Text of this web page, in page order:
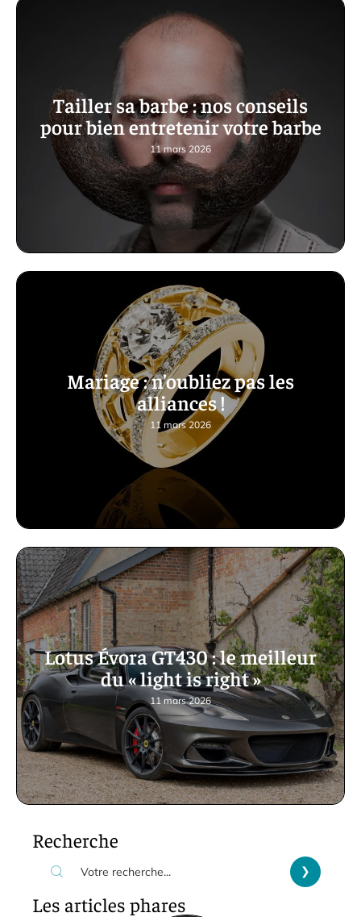
Tailler sa barbe : nos conseils
pour bien entretenir votre barbe
11 mars 2026
Mariage : n’oubliez pas les
alliances !
11 mars 2026
Lotus Évora GT430 : le meilleur
du « light is right »
11 mars 2026
Recherche
Les articles phares